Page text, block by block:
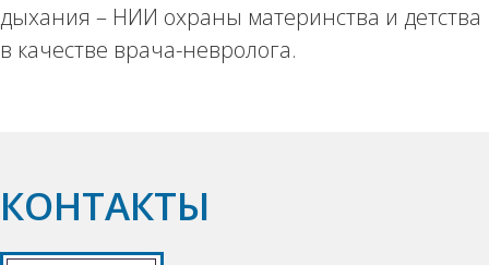
дыхания – НИИ охраны материнства и детства
в качестве врача-невролога.
КОНТАКТЫ